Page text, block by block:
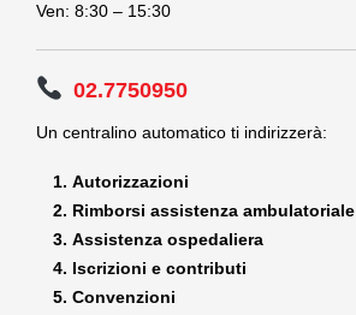
Ven: 8:30 – 15:30
02.7750950
Un centralino automatico ti indirizzerà:
Autorizzazioni
Rimborsi assistenza ambulatoriale
Assistenza ospedaliera
Iscrizioni e contributi
Convenzioni